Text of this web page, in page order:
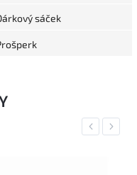
sáček
Previous
Next